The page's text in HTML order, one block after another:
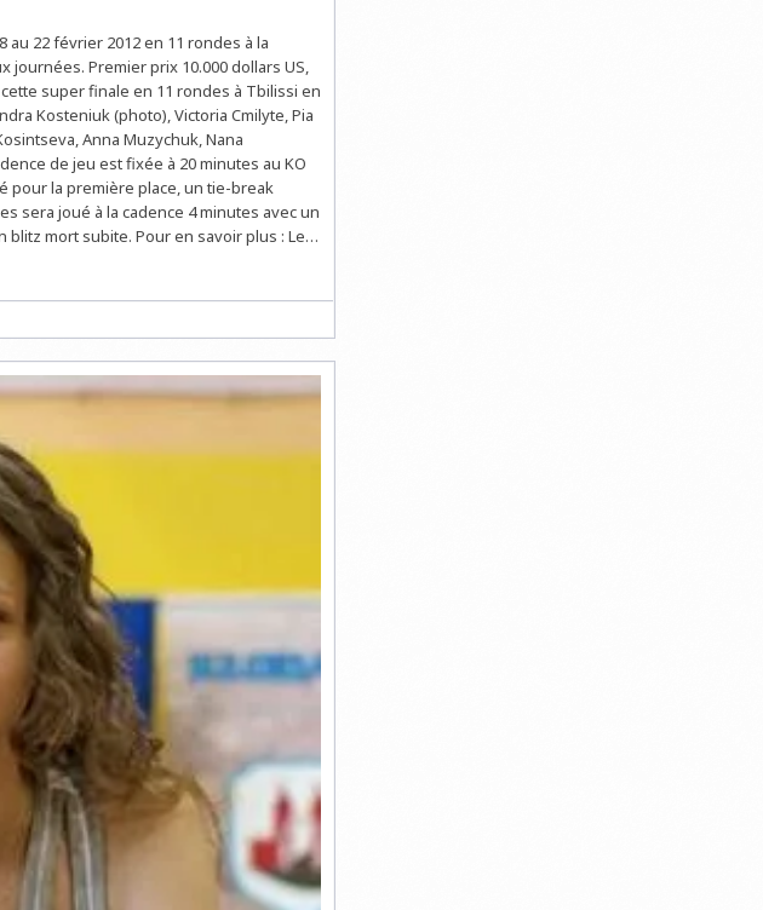
au 22 février 2012 en 11 rondes à la
journées. Premier prix 10.000 dollars US,
super finale en 11 rondes à Tbilissi en
Kosteniuk (photo), Victoria Cmilyte, Pia
Anna Muzychuk, Nana
de jeu est fixée à 20 minutes au KO
pour la première place, un tie-break
sera joué à la cadence 4 minutes avec un
blitz mort subite. Pour en savoir plus : Le…